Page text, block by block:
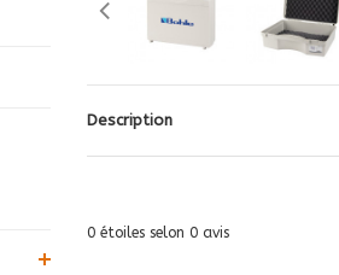
Description
0étoiles selon 0avis